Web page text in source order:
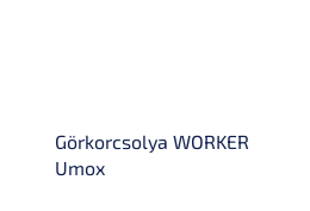
Görkorcsolya WORKER
Umox